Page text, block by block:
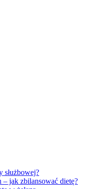
służbowej?
– jak zbilansować dietę?